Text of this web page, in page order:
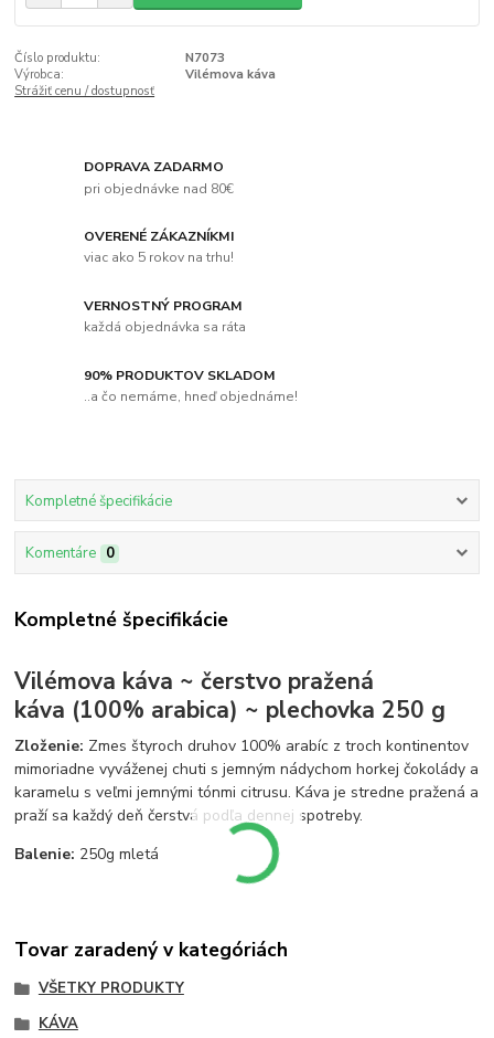
Číslo produktu:
N7073
Výrobca:
Vilémova káva
Strážiť cenu / dostupnosť
DOPRAVA ZADARMO
pri objednávke nad 80€
OVERENÉ ZÁKAZNÍKMI
viac ako 5 rokov na trhu!
VERNOSTNÝ PROGRAM
každá objednávka sa ráta
90% PRODUKTOV SKLADOM
..a čo nemáme, hneď objednáme!
Kompletné špecifikácie
Komentáre 0
Kompletné špecifikácie
Vilémova káva ~ čerstvo pražená
káva (100% arabica) ~ plechovka 250 g
Zloženie: Zmes štyroch druhov 100% arabíc z troch kontinentov
mimoriadne vyváženej chuti s jemným nádychom horkej čokolády a
karamelu s veľmi jemnými tónmi citrusu. Káva je stredne pražená a
praží sa každý deň čerstvá podľa dennej spotreby.
Balenie: 250g mletá
Tovar zaradený v kategóriách
VŠETKY PRODUKTY
KÁVA